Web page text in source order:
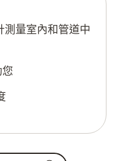
測量室內和管道中